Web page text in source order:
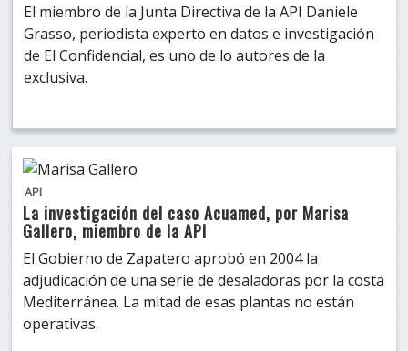
El miembro de la Junta Directiva de la API Daniele
Grasso, periodista experto en datos e investigación
de El Confidencial, es uno de lo autores de la
exclusiva.
API
La investigación del caso Acuamed, por Marisa
Gallero, miembro de la API
El Gobierno de Zapatero aprobó en 2004 la
adjudicación de una serie de desaladoras por la costa
Mediterránea. La mitad de esas plantas no están
operativas.